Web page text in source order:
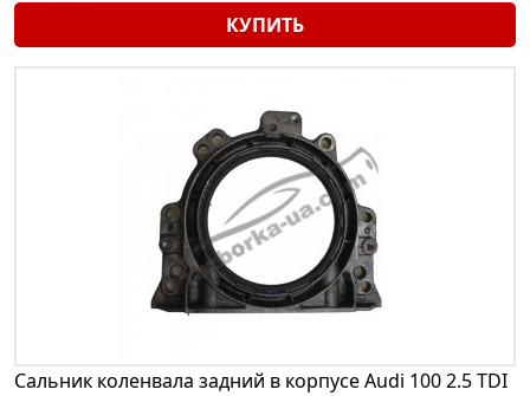
КУПИТЬ
Сальник коленвала задний в корпусе Audi 100 2.5 TDI